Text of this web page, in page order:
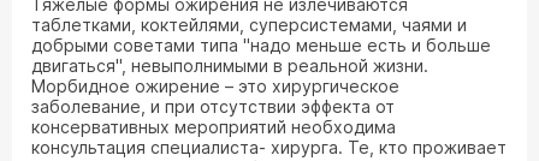
Тяжелые формы ожирения не излечиваются
таблетками, коктейлями, суперсистемами, чаями и
добрыми советами типа "надо меньше есть и больше
двигаться", невыполнимыми в реальной жизни.
Морбидное ожирение – это хирургическое
заболевание, и при отсутствии эффекта от
консервативных мероприятий необходима
консультация специалиста- хирурга. Те, кто проживает